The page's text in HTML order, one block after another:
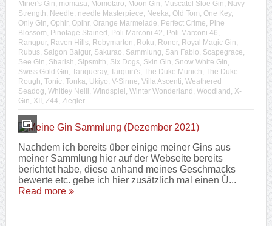
Miner's Gin momasa Momotaro Moon Gin Muscatel Sloe Gin Navy
Strength Needle needle Masterpiece Neeka Old Tom One Key,
Only Gin Ophir, Opihr, Orange Marmelade Perfect Crime Pine
Blossom Pinotage Stained Poli Marconi 42 Poli Marconi 46
Rangpur, Raven Hills, Robymarton Roku Roner, Royal Magic Gin
Rubus, Saigon Baigur, Sakurao Sammlung San Fabio Scapegrace
See Gin Sharish Sipsmith Six Dogs, Skin Gin Snow White Gin
Swiss Gold Gin Tanqueray, Tarquin's, The Duke Munich The Duke
Rough Tonic, Tonka Ukiyo V-Sinne Villa Ascenti Weathered
Seadog Whitley Neill Windspiel Winter Wonderland Woodland X-
Gin XII Z44 Ziegler
Nachdem ich bereits über einige meiner Gins aus
meiner Sammlung hier auf der Webseite bereits
berichtet habe, diese anhand meines Geschmacks
bewerte etc. gebe ich hier zusätzlich mal einen Ü...
Read more